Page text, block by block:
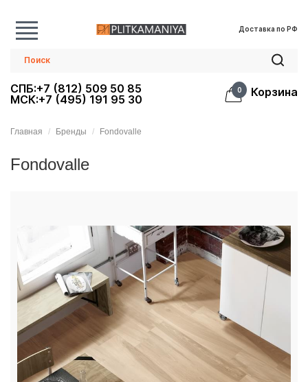
Доставка по РФ
СПБ:+7 (812) 509 50 85
МСК:+7 (495) 191 95 30
0 Корзина
Главная Бренды Fondovalle
Fondovalle